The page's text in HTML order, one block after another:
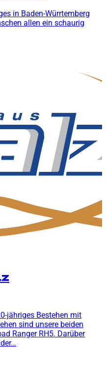
in Baden-Würrtemberg
allen ein schaurig
jähriges Bestehen mit
sind unsere beiden
Ranger RH5. Darüber